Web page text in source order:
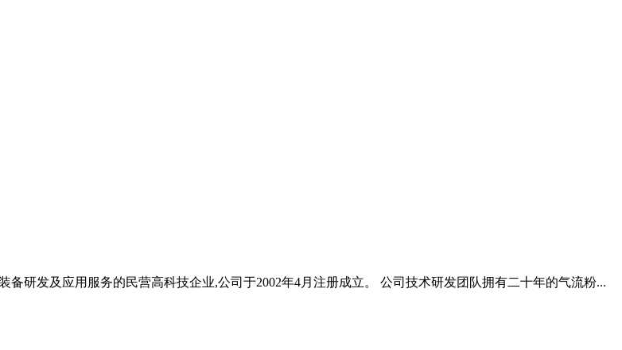
研发及应用服务的民营高科技企业,公司于2002年4月注册成立。 公司技术研发团队拥有二十年的气流粉...